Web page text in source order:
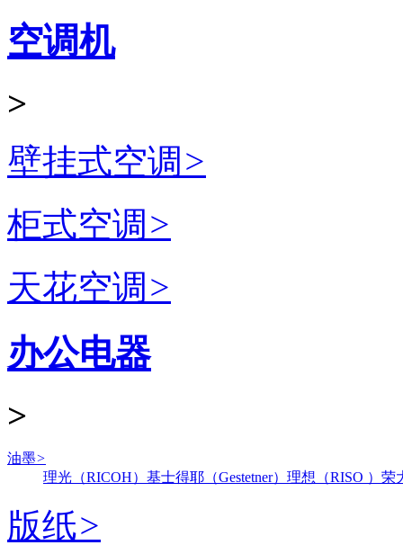
空调机
>
壁挂式空调 >
柜式空调 >
天花空调 >
办公电器
>
油墨>
理光（RICOH） 基士得耶（Gestetner） 理想（RISO ） 荣
版纸>